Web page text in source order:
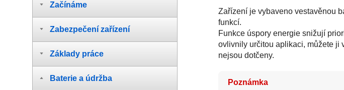
Zařízení je vybaveno vestavěnou
funkcí.
Funkce úspory energie snižují
ovlivnily určitou aplikaci, můžete ji
nejsou dotčeny.
Poznámka
Začínáme
Zabezpečení zařízení
Základy práce
Baterie a údržba